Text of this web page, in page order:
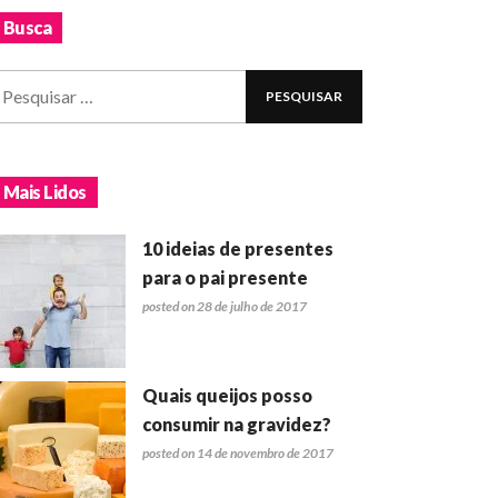
Busca
Mais Lidos
10 ideias de presentes
para o pai presente
posted on 28 de julho de 2017
Quais queijos posso
consumir na gravidez?
posted on 14 de novembro de 2017